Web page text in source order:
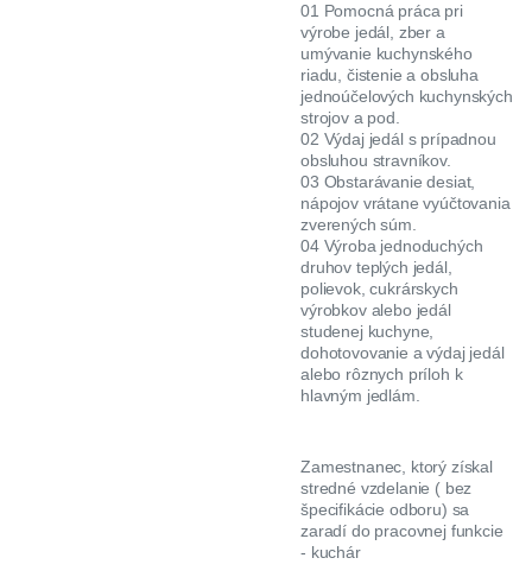
01 Pomocná práca pri
výrobe jedál, zber a
umývanie kuchynského
riadu, čistenie a obsluha
jednoúčelových kuchynských
strojov a pod.
02 Výdaj jedál s prípadnou
obsluhou stravníkov.
03 Obstarávanie desiat,
nápojov vrátane vyúčtovania
zverených súm.
04 Výroba jednoduchých
druhov teplých jedál,
polievok, cukrárskych
výrobkov alebo jedál
studenej kuchyne,
dohotovovanie a výdaj jedál
alebo rôznych príloh k
hlavným jedlám.
Zamestnanec, ktorý získal
stredné vzdelanie ( bez
špecifikácie odboru) sa
zaradí do pracovnej funkcie
- kuchár